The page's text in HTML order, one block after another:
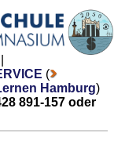
(
Hamburg)
891-157 oder